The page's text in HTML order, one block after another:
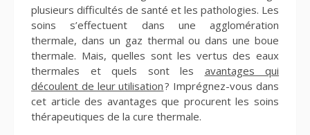
plusieurs difficultés de santé et les pathologies. Les
soins s’effectuent dans une agglomération
thermale, dans un gaz thermal ou dans une boue
thermale. Mais, quelles sont les vertus des eaux
thermales et quels sont les avantages qui
découlent de leur utilisation? Imprégnez-vous dans
cet article des avantages que procurent les soins
thérapeutiques de la cure thermale.